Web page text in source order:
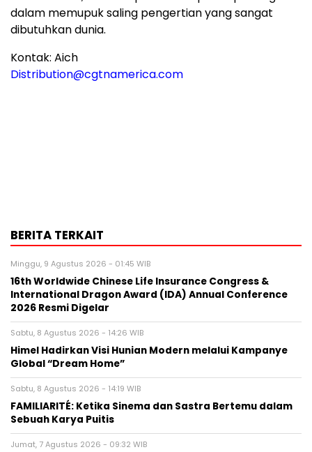
dalam memupuk saling pengertian yang sangat
dibutuhkan dunia.
Kontak: Aich
Distribution@cgtnamerica.com
BERITA TERKAIT
Minggu, 9 Agustus 2026 - 01:45 WIB
16th Worldwide Chinese Life Insurance Congress &
International Dragon Award (IDA) Annual Conference
2026 Resmi Digelar
Sabtu, 8 Agustus 2026 - 14:26 WIB
Himel Hadirkan Visi Hunian Modern melalui Kampanye
Global “Dream Home”
Sabtu, 8 Agustus 2026 - 14:19 WIB
FAMILIARITÉ: Ketika Sinema dan Sastra Bertemu dalam
Sebuah Karya Puitis
Jumat, 7 Agustus 2026 - 09:32 WIB